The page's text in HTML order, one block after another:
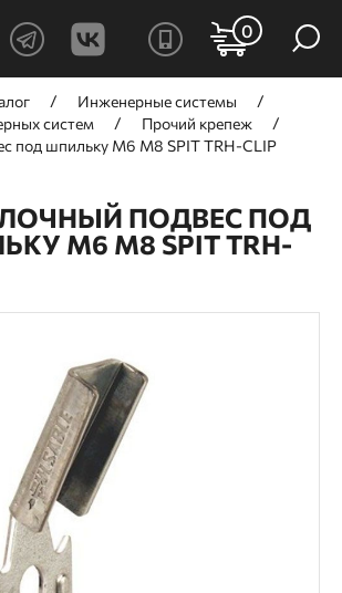
0
Инженерные системы
систем
Прочий крепеж
под шпильку М6 М8 SPIT TRH-CLIP
ПОДВЕС ПОД
М6 М8 SPIT TRH-